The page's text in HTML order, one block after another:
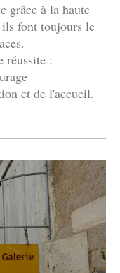
grâce à la haute
font toujours le
réussite :
et de l'accueil.